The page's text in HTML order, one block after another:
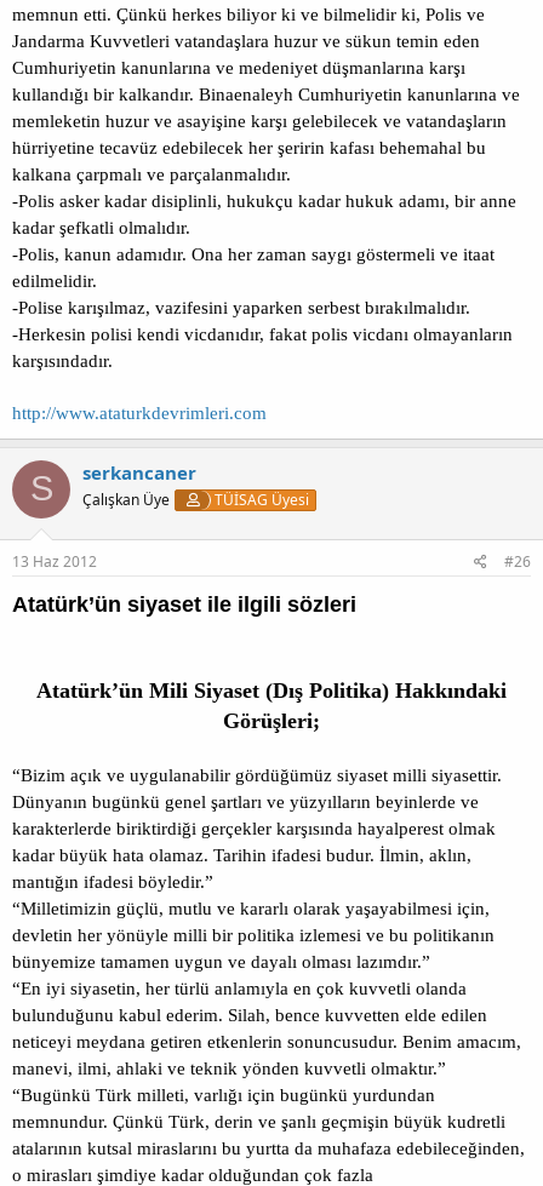
memnun etti. Çünkü herkes biliyor ki ve bilmelidir ki, Polis ve
Jandarma Kuvvetleri vatandaşlara huzur ve sükun temin eden
Cumhuriyetin kanunlarına ve medeniyet düşmanlarına karşı
kullandığı bir kalkandır. Binaenaleyh Cumhuriyetin kanunlarına ve
memleketin huzur ve asayişine karşı gelebilecek ve vatandaşların
hürriyetine tecavüz edebilecek her şeririn kafası behemahal bu
kalkana çarpmalı ve parçalanmalıdır.
-Polis asker kadar disiplinli, hukukçu kadar hukuk adamı, bir anne
kadar şefkatli olmalıdır.
-Polis, kanun adamıdır. Ona her zaman saygı göstermeli ve itaat
edilmelidir.
-Polise karışılmaz, vazifesini yaparken serbest bırakılmalıdır.
-Herkesin polisi kendi vicdanıdır, fakat polis vicdanı olmayanların
karşısındadır.
http://www.ataturkdevrimleri.com
S serkancaner
Çalışkan Üye TÜİSAG Üyesi
13 Haz 2012 #26
Atatürk’ün siyaset ile ilgili sözleri
Atatürk’ün Mili Siyaset (Dış Politika) Hakkındaki
Görüşleri;
“Bizim açık ve uygulanabilir gördüğümüz siyaset milli siyasettir.
Dünyanın bugünkü genel şartları ve yüzyılların beyinlerde ve
karakterlerde biriktirdiği gerçekler karşısında hayalperest olmak
kadar büyük hata olamaz. Tarihin ifadesi budur. İlmin, aklın,
mantığın ifadesi böyledir.”
“Milletimizin güçlü, mutlu ve kararlı olarak yaşayabilmesi için,
devletin her yönüyle milli bir politika izlemesi ve bu politikanın
bünyemize tamamen uygun ve dayalı olması lazımdır.”
“En iyi siyasetin, her türlü anlamıyla en çok kuvvetli olanda
bulunduğunu kabul ederim. Silah, bence kuvvetten elde edilen
neticeyi meydana getiren etkenlerin sonuncusudur. Benim amacım,
manevi, ilmi, ahlaki ve teknik yönden kuvvetli olmaktır.”
“Bugünkü Türk milleti, varlığı için bugünkü yurdundan
memnundur. Çünkü Türk, derin ve şanlı geçmişin büyük kudretli
atalarının kutsal miraslarını bu yurtta da muhafaza edebileceğinden,
o mirasları şimdiye kadar olduğundan çok fazla